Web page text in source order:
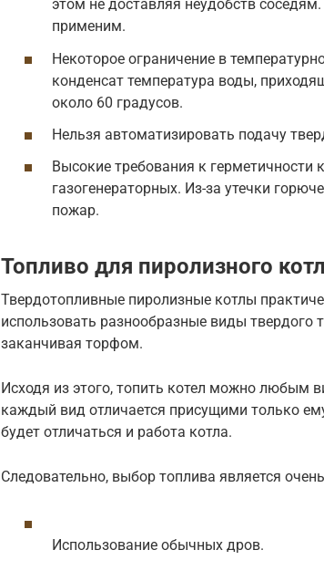
этом не доставляя неудобств
применим.
Некоторое ограничение в
конденсат температура воды,
около 60 градусов.
Нельзя автоматизировать подачу
Высокие требования к герметичности
газогенераторных. Из-за утечки
пожар.
Топливо для пиролизного
Твердотопливные пиролизные котлы
использовать разнообразные виды твердого
заканчивая торфом.
Исходя из этого, топить котел можно любым
каждый вид отличается присущими только
будет отличаться и работа котла.
Следовательно, выбор топлива является
Использование обычных дров.